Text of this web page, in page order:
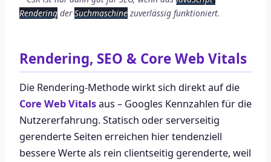
Rendering derSuchmaschine zuverlässig funktioniert.
Rendering, SEO & Core Web Vitals
Die Rendering-Methode wirkt sich direkt auf die
Core Web Vitalsaus – Googles Kennzahlen für die
Nutzererfahrung. Statisch oder serverseitig
gerenderte Seiten erreichen hier tendenziell
bessere Werte als rein clientseitig gerenderte, weil